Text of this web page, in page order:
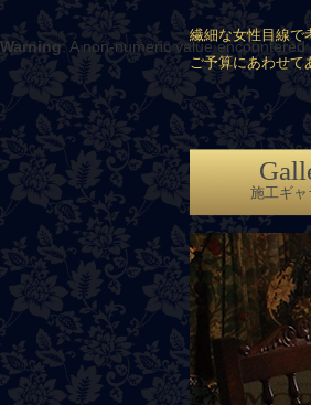
Warning: A non-numeric value encountered
繊細な女性目線で
ご予算にあわせて
施工ギャ